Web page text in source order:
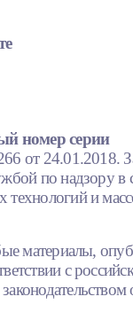
номер серии
от 24.01.2018.
по надзору в
и
материалы,
с